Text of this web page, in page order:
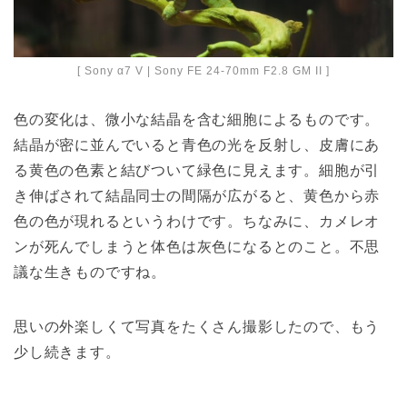
[ Sony α7 V | Sony FE 24-70mm F2.8 GM II ]
色の変化は、微小な結晶を含む細胞によるものです。
結晶が密に並んでいると青色の光を反射し、皮膚にあ
る黄色の色素と結びついて緑色に見えます。細胞が引
き伸ばされて結晶同士の間隔が広がると、黄色から赤
色の色が現れるというわけです。ちなみに、カメレオ
ンが死んでしまうと体色は灰色になるとのこと。不思
議な生きものですね。
思いの外楽しくて写真をたくさん撮影したので、もう
少し続きます。